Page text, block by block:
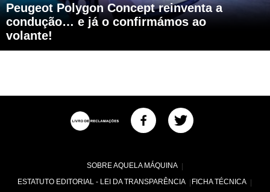
Peugeot Polygon Concept reinventa a
condução… e já o confirmámos ao
volante!
SOBRE AQUELA MÁQUINA
ESTATUTO EDITORIAL - LEI DA TRANSPARÊNCIA
FICHA TÉCNICA